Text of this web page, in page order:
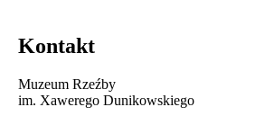
Kontakt
Muzeum Rzeźby
im. Xawerego Dunikowskiego